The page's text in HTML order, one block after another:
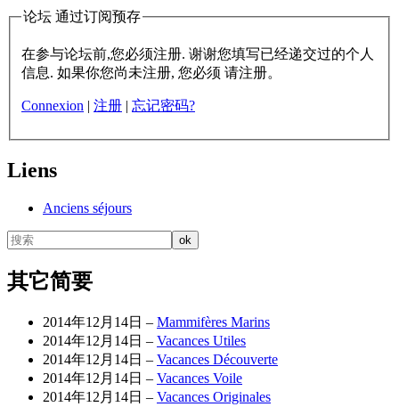
论坛 通过订阅预存
在参与论坛前,您必须注册. 谢谢您填写已经递交过的个人
信息. 如果你您尚未注册, 您必须 请注册。
Connexion | 注册 | 忘记密码?
Liens
Anciens séjours
其它简要
2014年12月14日 – Mammifères Marins
2014年12月14日 – Vacances Utiles
2014年12月14日 – Vacances Découverte
2014年12月14日 – Vacances Voile
2014年12月14日 – Vacances Originales